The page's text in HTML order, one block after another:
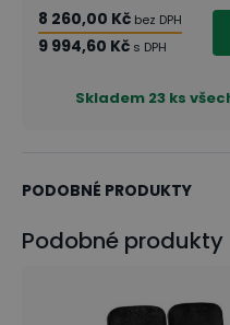
8 260,00 Kč bez DPH
9 994,60 Kč s DPH
Skladem 23 ks
PODOBNÉ PRODUKTY
Podobné produkty